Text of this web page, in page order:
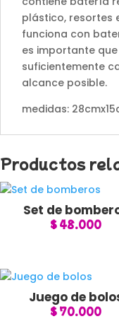
plástico, resortes
funciona con
es importante
suficientemente
alcance posible.
medidas:
Productos
Set de
$ 48.000
Juego de
$ 70.000